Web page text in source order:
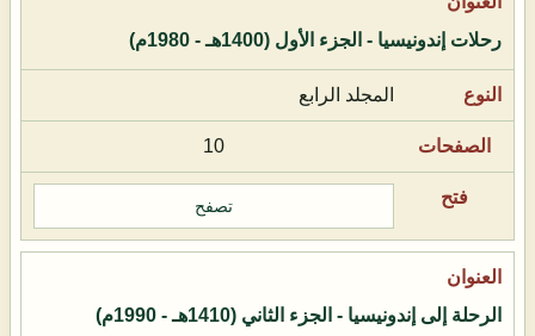
رحلات إندونيسيا - الجزء الأول (1400هـ - 1980م)
المجلد الرابع
10
تصفح
الرحلة إلى إندونيسيا - الجزء الثاني (1410هـ - 1990م)